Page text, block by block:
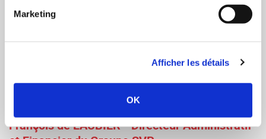
Marketing
Afficher les détails
OK
Monsieur Jean-Luc HAUTON – dirigeant
Groupe AH2.
LIRE LE TÉMOIGNAGE
Monsieur Eric HUNAUT, dirigeant du groupe
CHAPLAIN
François de LAUBIER - Directeur Administratif